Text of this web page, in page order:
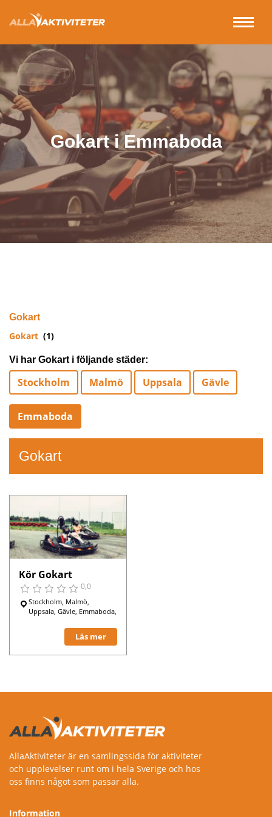
Gokart i Emmaboda
Gokart
Gokart (1)
Vi har Gokart i följande städer:
Stockholm Malmö Uppsala Gävle
Emmaboda
Gokart
Kör Gokart
0,0
Stockholm, Malmö,
Uppsala, Gävle, Emmaboda,
Läs mer
AllaAktiviteter är en samlingssida för aktiviteter
och upplevelser runt om i hela Sverige och hos
oss finns något som passar alla.
Information